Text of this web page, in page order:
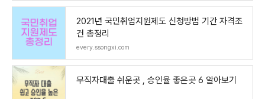
2021년 국민취업지원제도 신청방법 기간 자격조
건 총정리
every.ssongxi.com
무직자대출 쉬운곳 , 승인율 좋은곳 6 알아보기